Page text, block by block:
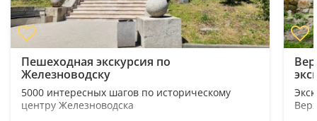
Пешеходная экскурсия по
Железноводску
5000 интересных шагов по историческому
центру Железноводска